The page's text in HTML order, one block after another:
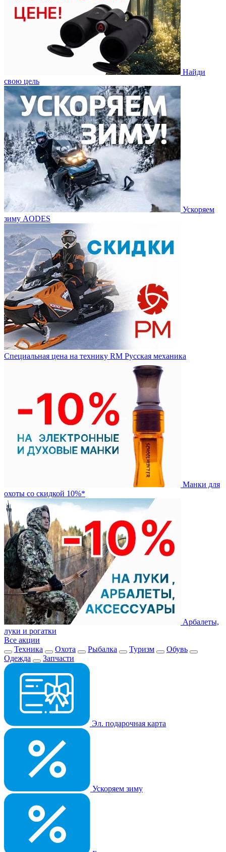
Найди
свою цель
Ускоряем
зиму AODES
Специальная цена на технику RM Русская механика
Манки для
охоты со скидкой 10%*
Арбалеты,
луки и рогатки
Все акции
Техника
Охота Рыбалка Туризм
Обувь
Одежда
Запчасти
Эл. подарочная карта
Ускоряем зиму